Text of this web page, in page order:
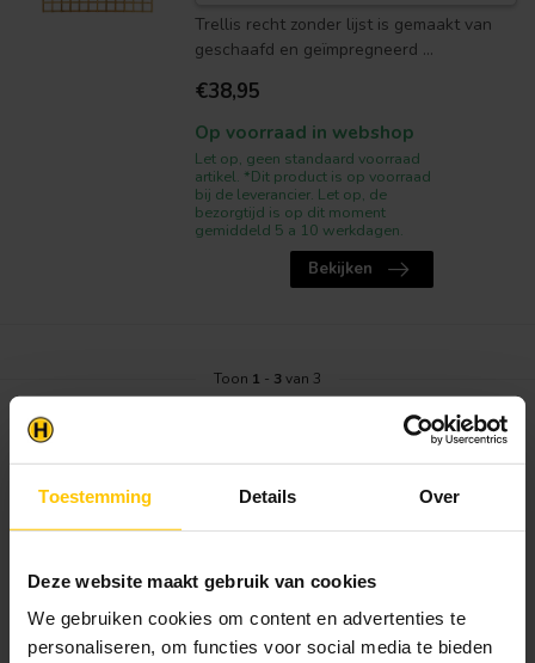
Toestemming Details Over
Deze website maakt gebruik van cookies
We gebruiken cookies om content en advertenties te
personaliseren, om functies voor social media te bieden
Trellis recht zonder lijst is gemaakt van
geschaafd en geïmpregneerd ...
€38,95
Op voorraad in webshop
Let op, geen standaard voorraad
artikel. *Dit product is op voorraad
bij de leverancier. Let op, de
bezorgtijd is op dit moment
gemiddeld 5 a 10 werkdagen.
Bekijken
Toon 1 - 3van 3